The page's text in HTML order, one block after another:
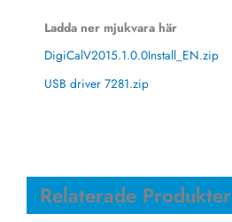
Ladda ner mjukvara här
DigiCalV2015.1.0.0Install_EN.zip
USB driver 7281.zip
Relaterade Produkter